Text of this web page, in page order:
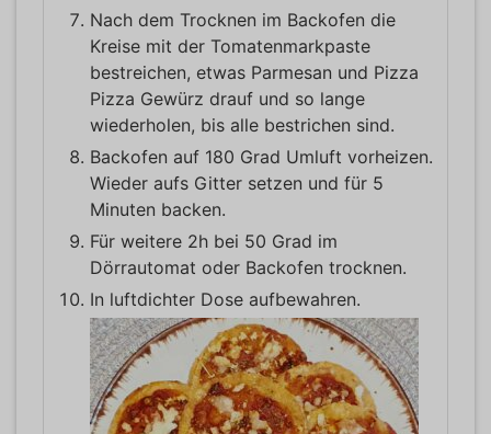
Nach dem Trocknen im Backofen die
Kreise mit der Tomatenmarkpaste
bestreichen, etwas Parmesan und Pizza
Pizza Gewürz drauf und so lange
wiederholen, bis alle bestrichen sind.
Backofen auf 180 Grad Umluft vorheizen.
Wieder aufs Gitter setzen und für 5
Minuten backen.
Für weitere 2h bei 50 Grad im
Dörrautomat oder Backofen trocknen.
In luftdichter Dose aufbewahren.